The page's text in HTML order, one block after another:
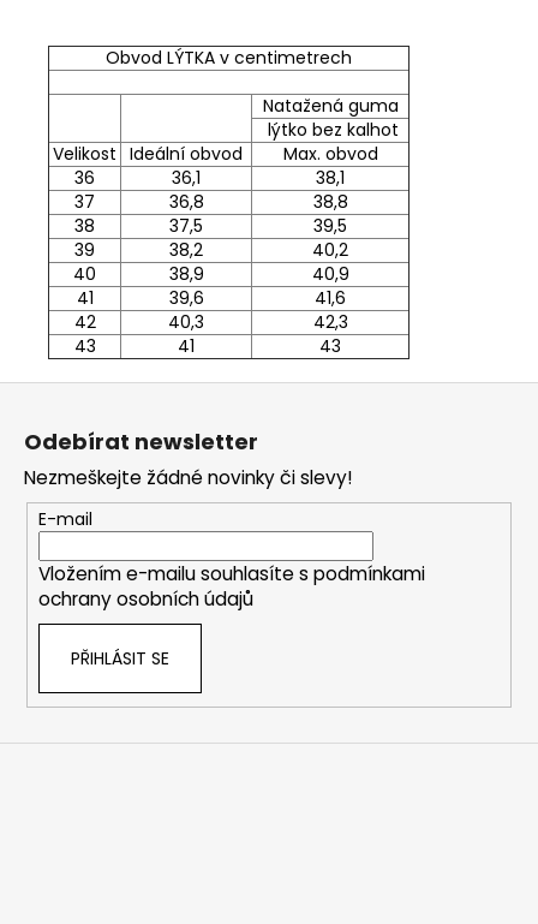
Obvod LÝTKA v centimetrech
Natažená guma
lýtko bez kalhot
Velikost Ideální obvod
Max. obvod
36
36,1
38,1
37
36,8
38,8
38
37,5
39,5
39
38,2
40,2
40
38,9
40,9
41
39,6
41,6
42
40,3
42,3
43
41 43
Z
Odebírat newsletter
Nezmeškejte žádné novinky či slevy!
E-mail
Vložením e-mailu souhlasíte s podmínkami
ochrany osobních údajů
PŘIHLÁSIT SE